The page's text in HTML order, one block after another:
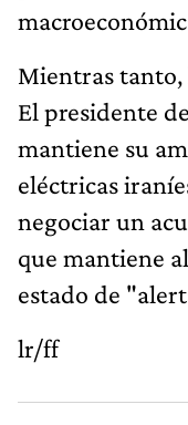
Mientras tanto,
El presidente
mantiene su
eléctricas
negociar un
que mantiene
estado de
lr/ff